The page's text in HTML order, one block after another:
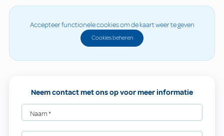
Accepteer functionele cookies om de kaart weer te geven
Cookies beheren
Neem contact met ons op voor meer informatie
Naam*